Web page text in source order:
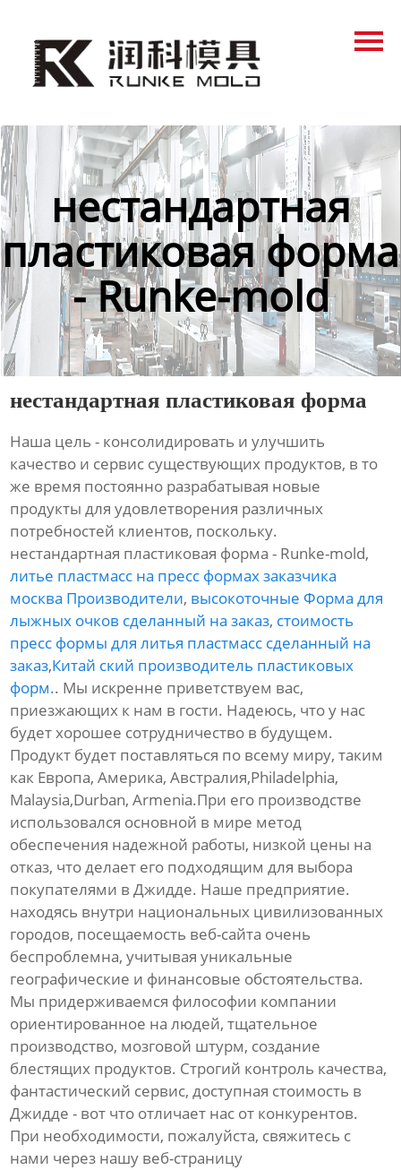
Продукция
Контактынестандартная
пластиковая форма
- Runke-mold
нестандартная пластиковая форма
Наша цель - консолидировать и улучшить
качество и сервис существующих продуктов, в то
же время постоянно разрабатывая новые
продукты для удовлетворения различных
потребностей клиентов, поскольку.
нестандартная пластиковая форма - Runke-mold,
литье пластмасс на пресс формах заказчика
москва Производители, высокоточные Форма для
лыжных очков сделанный на заказ, стоимость
пресс формы для литья пластмасс сделанный на
заказ,Китай ский производитель пластиковых
форм.. Мы искренне приветствуем вас,
приезжающих к нам в гости. Надеюсь, что у нас
будет хорошее сотрудничество в будущем.
Продукт будет поставляться по всему миру, таким
как Европа, Америка, Австралия,Philadelphia,
Malaysia,Durban, Armenia.При его производстве
использовался основной в мире метод
обеспечения надежной работы, низкой цены на
отказ, что делает его подходящим для выбора
покупателями в Джидде. Наше предприятие.
находясь внутри национальных цивилизованных
городов, посещаемость веб-сайта очень
беспроблемна, учитывая уникальные
географические и финансовые обстоятельства.
Мы придерживаемся философии компании
ориентированное на людей, тщательное
производство, мозговой штурм, создание
блестящих продуктов. Строгий контроль качества,
фантастический сервис, доступная стоимость в
Джидде - вот что отличает нас от конкурентов.
При необходимости, пожалуйста, свяжитесь с
нами через нашу веб-страницу